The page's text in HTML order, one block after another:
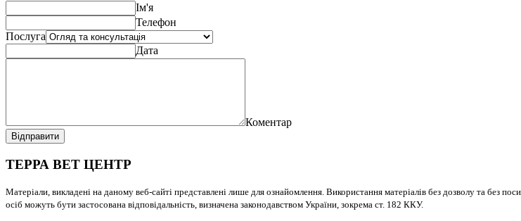
Ім'я
Телефон
Послуга
Дата
Коментар
Відправити
ТЕРРА ВЕТ ЦЕНТР
Матеріали, викладені на даному веб-сайті представлені лише для ознайомлення. Використання матеріалів без дозволу та
осіб можуть бути застосована відповідальність, визначена законодавством України, зокрема ст. 182 ККУ.